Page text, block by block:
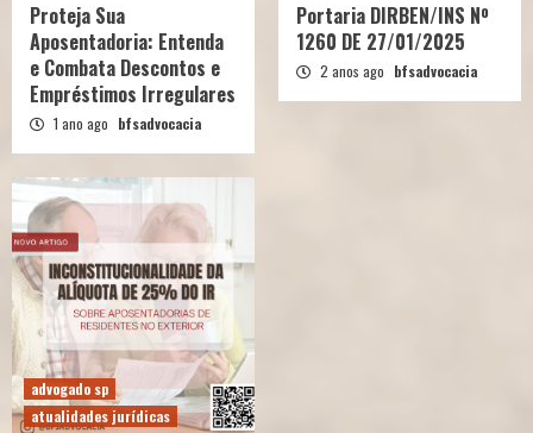
Proteja Sua
Aposentadoria: Entenda
e Combata Descontos e
Empréstimos Irregulares
1 ano ago bfsadvocacia
Portaria DIRBEN/INS Nº
1260 DE 27/01/2025
2 anos ago bfsadvocacia
advogado sp
atualidades jurídicas